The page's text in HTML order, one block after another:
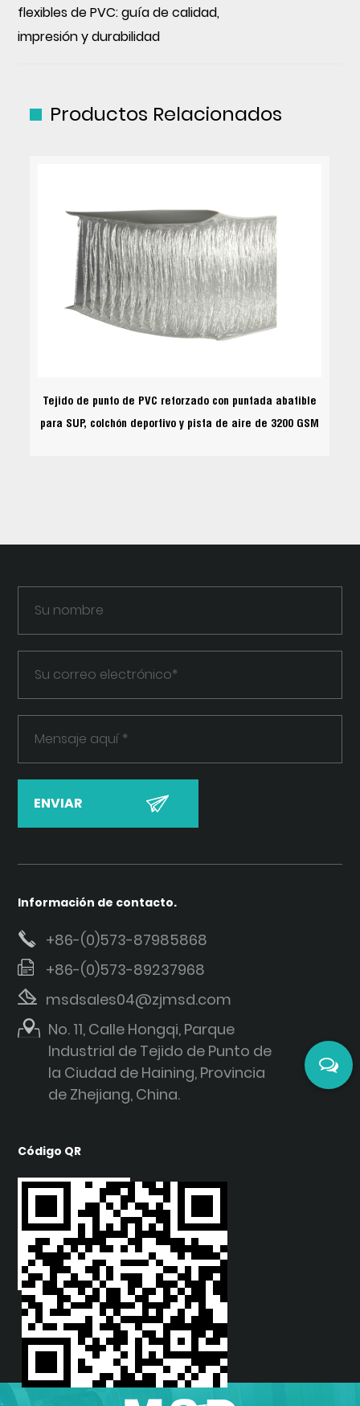
flexibles de PVC: guía de calidad,
impresión y durabilidad
Productos Relacionados
Tejido de punto de PVC reforzado con puntada abatible
para SUP, colchón deportivo y pista de aire de 3200 GSM
Información de contacto.
+86-(0)573-87985868
+86-(0)573-89237968
msdsales04@zjmsd.com
No. 11, Calle Hongqi, Parque
Industrial de Tejido de Punto de
la Ciudad de Haining, Provincia
de Zhejiang, China.
Código QR